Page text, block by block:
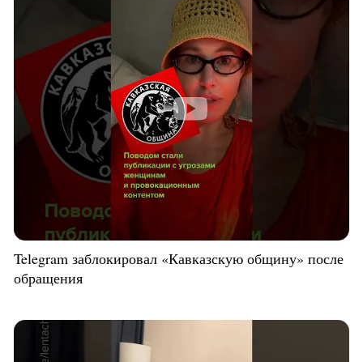
Telegram заблокировал «Кавказскую общину» после
обращения